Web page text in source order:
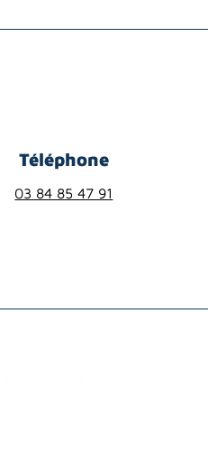
Téléphone
03 84 85 47 91